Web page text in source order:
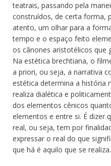
teatrais, passando pela
construídos, de certa forma,
atento, um olhar para a
tempo e o espaço feito
os cânones aristotélicos que
Na estética brechtiana, o
a priori, ou seja, a narrativa
estética determina a história
realiza dialética e
dos elementos cênicos
elementos e entre si. É dizer
real, ou seja, tem por
expressar o real do que
que há é aquilo que se realiza.